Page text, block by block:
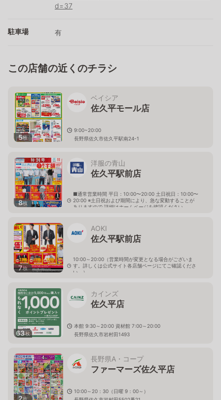
d=37
駐車場 有
この店舗の近くのチラシ
5枚
ベイシア
佐久平モール店
9:00~20:00
長野県佐久市佐久平駅南24-1
8枚
洋服の青山
佐久平駅前店
■通常営業時間 平日：10:00〜20:00 土日祝日：10:00〜
20:00 ※土日祝および期間により、急な変動することが
ありますので 詳細はホームページを確認ください
7枚
AOKI
佐久平駅前店
10:00～20:00（営業時間が変更となる場合がございま
す。詳しくは公式サイト各店舗ページにてご確認くださ
い。）
63枚
カインズ
佐久平店
本館 9:30～20:00 資材館 7:00～20:00
長野県佐久市岩村田1493
2枚
長野県A・コープ
ファーマーズ佐久平店
10:00～20：30（日曜 9：00～）